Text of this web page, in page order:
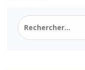
Rechercher :